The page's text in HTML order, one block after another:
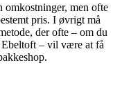
men ofte
pris. I øvrigt må
der ofte – om du
– vil være at få